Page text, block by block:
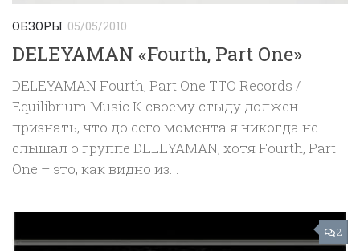
ОБЗОРЫ 05/05/2010
DELEYAMAN «Fourth, Part One»
DELEYAMAN Fourth, Part One TTO Records /
Equilibrium Music К своему стыду должен
признать, что до сего момента я никогда не
слышал о группе DELEYAMAN, хотя Fourth, Part
One – это, как видно из...
2